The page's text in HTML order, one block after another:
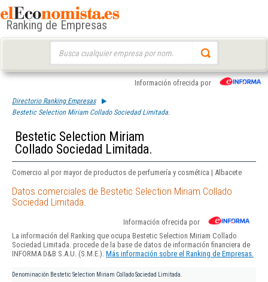
Ranking de Empresas
Información ofrecida por
Directorio Ranking Empresas
Bestetic Selection Miriam Collado Sociedad Limitada.
Bestetic Selection Miriam
Collado Sociedad Limitada.
Comercio al por mayor de productos de perfumería y cosmética | Albacete
Datos comerciales de Bestetic Selection Miriam Collado
Sociedad Limitada.
Información ofrecida por
La información del Ranking que ocupa Bestetic Selection Miriam Collado
Sociedad Limitada. procede de la base de datos de información financiera de
INFORMA D&B S.A.U. (S.M.E.). Más información sobre el Ranking de Empresas.
Denominación Bestetic Selection Miriam Collado Sociedad Limitada.